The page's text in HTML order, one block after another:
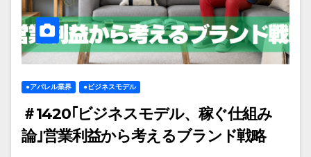
●アパレル業界 ●ビジネスモデル
＃1420｢ビジネスモデル、稼ぐ仕組み
論｣営業利益から考えるブランド戦略